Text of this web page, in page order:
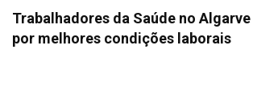
Trabalhadores da Saúde no
por melhores condições laborais